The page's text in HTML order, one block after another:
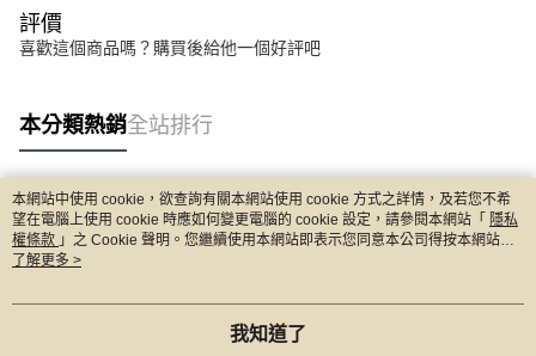
評價
喜歡這個商品嗎？購買後給他一個好評吧
本分類熱銷全站排行
熱門標籤
本網站中使用 cookie，欲查詢有關本網站使用 cookie 方式之詳情，及若您不希
望在電腦上使用 cookie 時應如何變更電腦的 cookie 設定，請參閱本網站「 隱私
權條款 」之 Cookie 聲明。您繼續使用本網站即表示您同意本公司得按本網站使
用條款之 Cookie 聲明使用 cookie。
了解更多 >
我知道了